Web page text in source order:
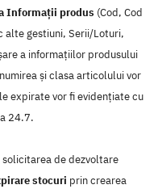
Informații produs (Cod, Cod
alte gestiuni, Serii/Loturi,
a informațiilor produsului
și clasa articolului vor
expirate vor fi evidențiate cu
24.7.
de dezvoltare
stocuri prin crearea